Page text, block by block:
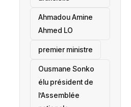
Ahmadou Amine
Ahmed LO
premier ministre
Ousmane Sonko
élu président de
l’Assemblée